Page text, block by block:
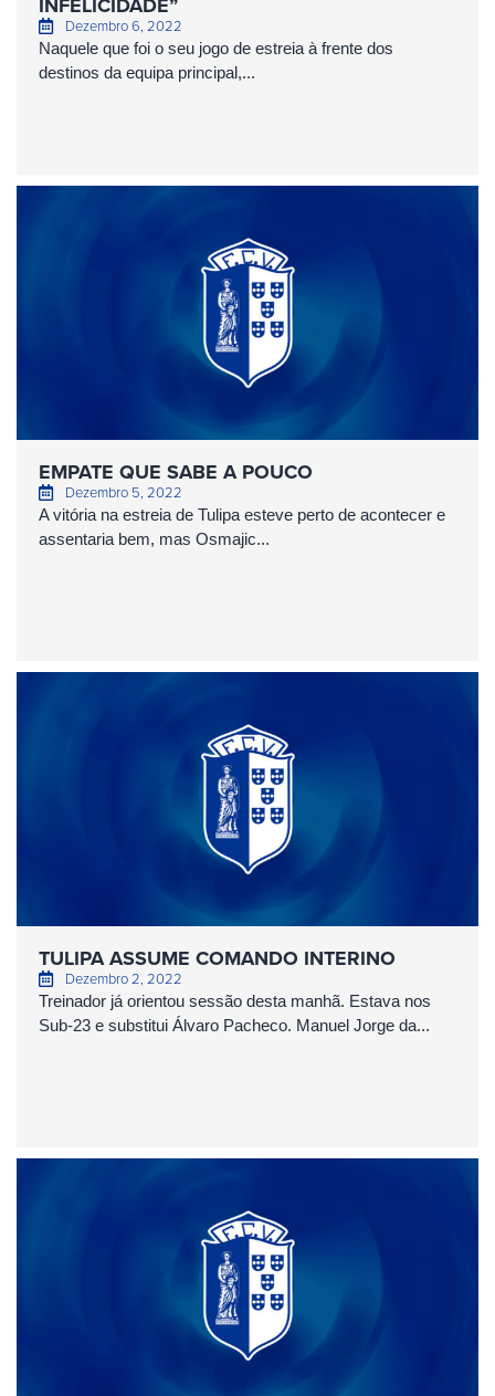
Dezembro 6, 2022
Naquele que foi o seu jogo de estreia à frente dos
destinos da equipa principal,...
EMPATE QUE SABE A POUCO
Dezembro 5, 2022
A vitória na estreia de Tulipa esteve perto de acontecer e
assentaria bem, mas Osmajic...
TULIPA ASSUME COMANDO INTERINO
Dezembro 2, 2022
Treinador já orientou sessão desta manhã. Estava nos
Sub-23 e substitui Álvaro Pacheco. Manuel Jorge da...